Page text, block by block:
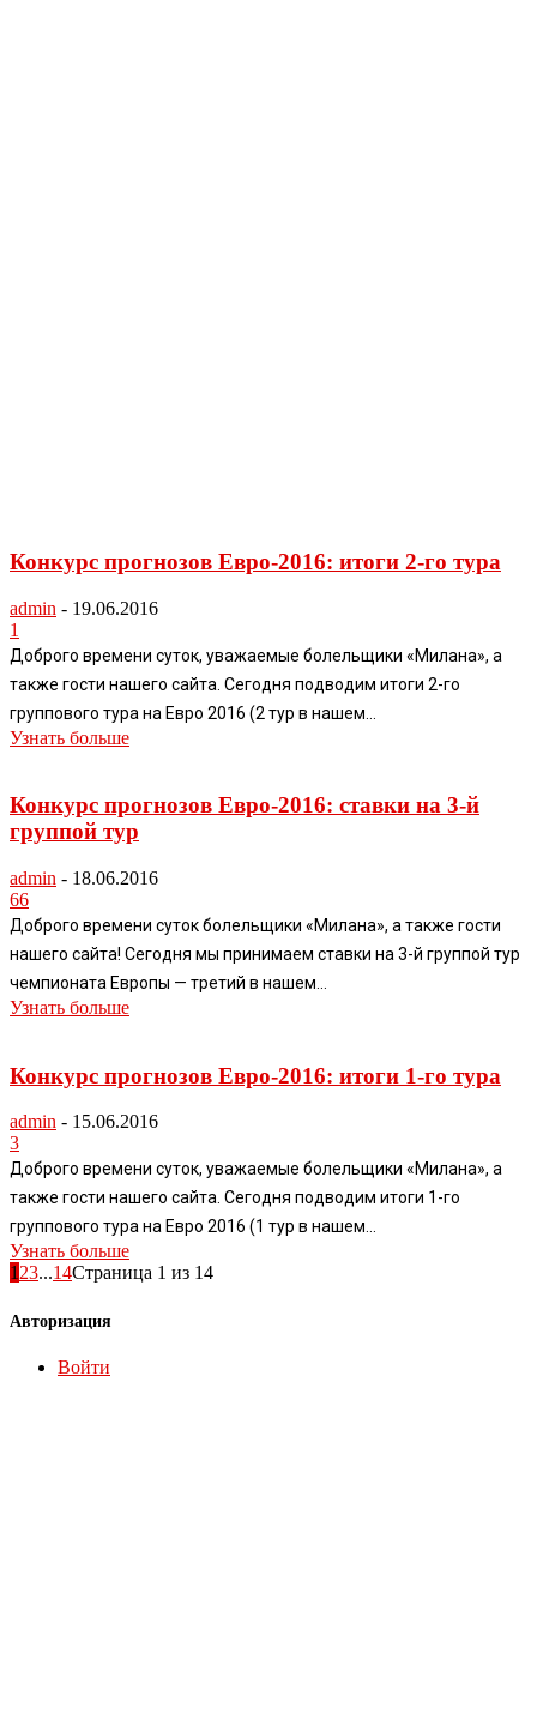
Конкурс прогнозов Евро-2016: итоги 2-го тура
admin - 19.06.2016
1
Доброго времени суток, уважаемые болельщики «Милана», а
также гости нашего сайта. Сегодня подводим итоги 2-го
группового тура на Евро 2016 (2 тур в нашем...
Узнать больше
Конкурс прогнозов Евро-2016: ставки на 3-й
группой тур
admin - 18.06.2016
66
Доброго времени суток болельщики «Милана», а также гости
нашего сайта! Сегодня мы принимаем ставки на 3-й группой тур
чемпионата Европы — третий в нашем...
Узнать больше
Конкурс прогнозов Евро-2016: итоги 1-го тура
admin - 15.06.2016
3
Доброго времени суток, уважаемые болельщики «Милана», а
также гости нашего сайта. Сегодня подводим итоги 1-го
группового тура на Евро 2016 (1 тур в нашем...
Узнать больше
123...14Страница 1 из 14
Авторизация
Войти